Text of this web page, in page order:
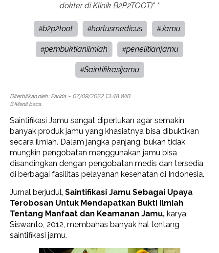
dokter di Klinik B2P2TOOT)" "
#b2p2toot #hortusmedicus #Jamu
#pembuktianilmiah #penelitianjamu
#Saintifikasijamu
Diterbitkan oleh : Farida- 07/09/2022 13:48 WIB
3 Menit baca.
Saintifikasi Jamu sangat diperlukan agar semakin
banyak produk jamu yang khasiatnya bisa dibuktikan
secara ilmiah. Dalam jangka panjang, bukan tidak
mungkin pengobatan menggunakan jamu bisa
disandingkan dengan pengobatan medis dan tersedia
di berbagai fasilitas pelayanan kesehatan di Indonesia.
Jurnal berjudul, Saintifikasi Jamu Sebagai Upaya
Terobosan Untuk Mendapatkan Bukti Ilmiah
Tentang Manfaat dan Keamanan Jamu, karya
Siswanto, 2012, membahas banyak hal tentang
saintifikasi jamu.